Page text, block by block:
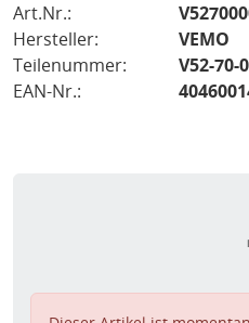
Art.Nr.:
Hersteller:
VEMO
Teilenummer:
V52-70-
EAN-Nr.: